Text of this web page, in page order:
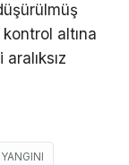
altına